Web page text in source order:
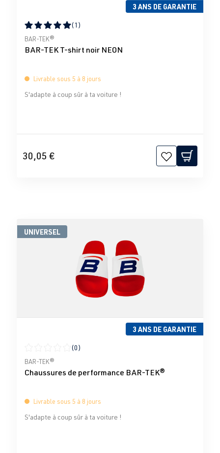
3 ANS DE GARANTIE
Note moyenne de 5 sur 5 étoiles
(1)
BAR-TEK®
BAR-TEK T-shirt noir NEON
Livrable sous 5 à 8 jours
S'adapte à coup sûr à ta voiture !
30,05 €
UNIVERSEL
3 ANS DE GARANTIE
Note moyenne de 0 sur 5 étoiles
(0)
BAR-TEK®
Chaussures de performance BAR-TEK®
Livrable sous 5 à 8 jours
S'adapte à coup sûr à ta voiture !